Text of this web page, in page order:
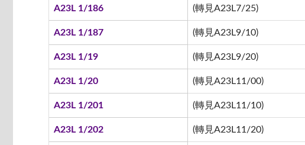
A23L 1/186 (轉見A23L7/25)
A23L 1/187 (轉見A23L9/10)
A23L 1/19 (轉見A23L9/20)
A23L 1/20 (轉見A23L11/00)
A23L 1/201 (轉見A23L11/10)
A23L 1/202 (轉見A23L11/20)